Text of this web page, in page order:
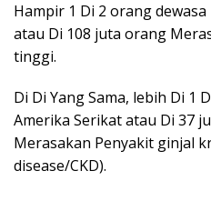
Hampir 1 Di 2 orang
atau Di 108 juta orang
tinggi.
Di Di Yang Sama, lebih Di 1
Amerika Serikat atau Di 37
Merasakan Penyakit ginjal
disease/CKD).